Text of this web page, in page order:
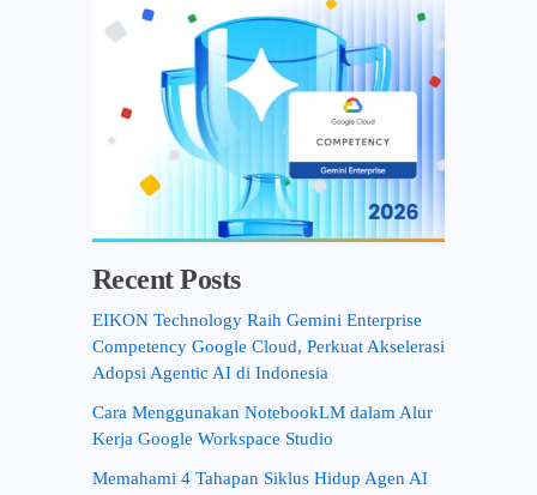
Recent Posts
EIKON Technology Raih Gemini Enterprise
Competency Google Cloud, Perkuat Akselerasi
Adopsi Agentic AI di Indonesia
Cara Menggunakan NotebookLM dalam Alur
Kerja Google Workspace Studio
Memahami 4 Tahapan Siklus Hidup Agen AI